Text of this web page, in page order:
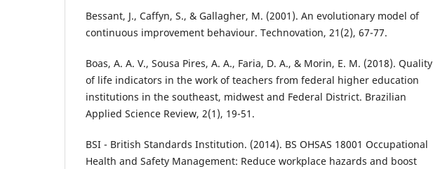
Bessant, J., Caffyn, S., & Gallagher, M. (2001). An evolutionary model of
continuous improvement behaviour. Technovation, 21(2), 67-77.
Boas, A. A. V., Sousa Pires, A. A., Faria, D. A., & Morin, E. M. (2018). Quality
of life indicators in the work of teachers from federal higher education
institutions in the southeast, midwest and Federal District. Brazilian
Applied Science Review, 2(1), 19-51.
BSI - British Standards Institution. (2014). BS OHSAS 18001 Occupational
Health and Safety Management: Reduce workplace hazards and boost